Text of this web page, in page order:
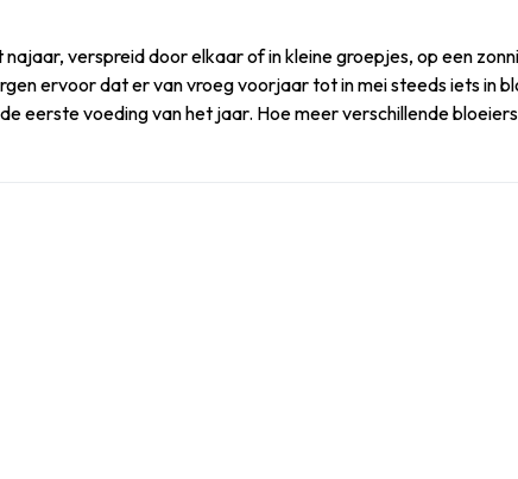
verspreid door elkaar of in kleine groepjes, op een
ervoor dat er van vroeg voorjaar tot in mei steeds iets in
eerste voeding van het jaar. Hoe meer verschillende